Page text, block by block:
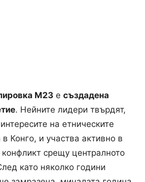
М23 е създадена
. Нейните лидери твърдят,
на етническите
Конго, и участва активно в
срещу централното
като няколко години